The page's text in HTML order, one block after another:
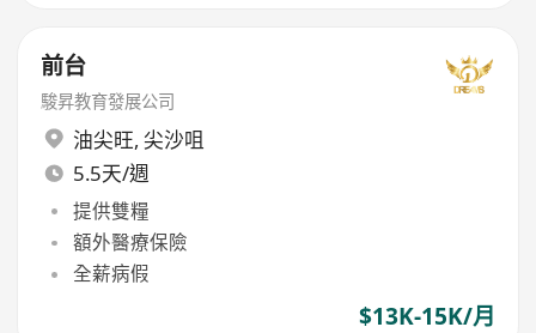
前台
駿昇教育發展公司
油尖旺, 尖沙咀
5.5天/週
提供雙糧
額外醫療保險
全薪病假
$13K-15K/月